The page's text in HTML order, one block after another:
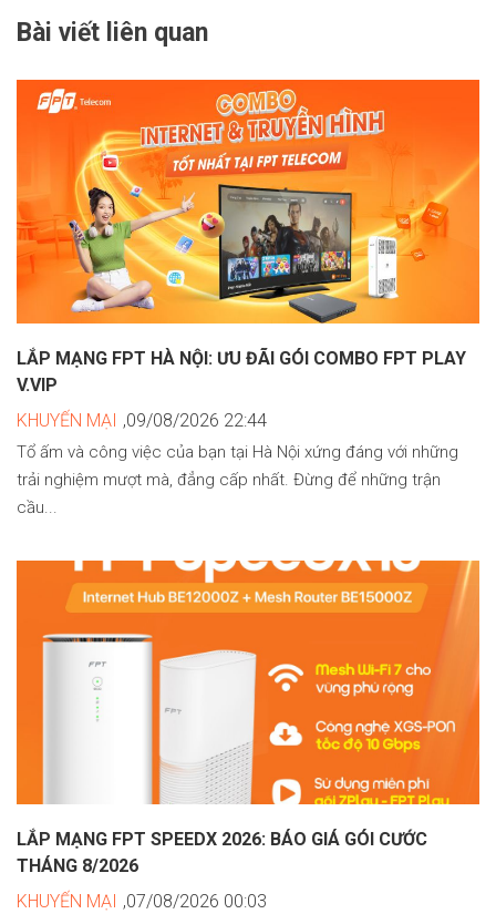
Bài viết liên quan
LẮP MẠNG FPT HÀ NỘI: ƯU ĐÃI GÓI COMBO FPT PLAY
V.VIP
KHUYẾN MẠI ,09/08/2026 22:44
Tổ ấm và công việc của bạn tại Hà Nội xứng đáng với những
trải nghiệm mượt mà, đẳng cấp nhất. Đừng để những trận
cầu...
LẮP MẠNG FPT SPEEDX 2026: BÁO GIÁ GÓI CƯỚC
THÁNG 8/2026
KHUYẾN MẠI ,07/08/2026 00:03